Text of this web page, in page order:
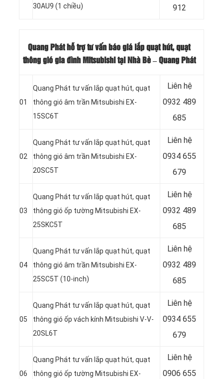
30AU9 (1 chiều) 912
Quang Phát hỗ trợ tư vấn báo giá lắp quạt hút, quạt
thông gió gia đình Mitsubishi tại Nhà Bè – Quang Phát
01
Quang Phát tư vấn lắp quạt hút, quạt
thông gió âm trần Mitsubishi EX-
15SC6T
Liên hệ
0932 489
685
02
Quang Phát tư vấn lắp quạt hút, quạt
thông gió âm trần Mitsubishi EX-
20SC5T
Liên hệ
0934 655
679
03
Quang Phát tư vấn lắp quạt hút, quạt
thông gió ốp tường Mitsubishi EX-
25SKC5T
Liên hệ
0932 489
685
04
Quang Phát tư vấn lắp quạt hút, quạt
thông gió âm trần Mitsubishi EX-
25SC5T (10-inch)
Liên hệ
0932 489
685
05
Quang Phát tư vấn lắp quạt hút, quạt
thông gió ốp vách kính Mitsubishi V-V-
20SL6T
Liên hệ
0934 655
679
06
Quang Phát tư vấn lắp quạt hút, quạt
thông gió ốp tường Mitsubishi EX-
Liên hệ
0906 655